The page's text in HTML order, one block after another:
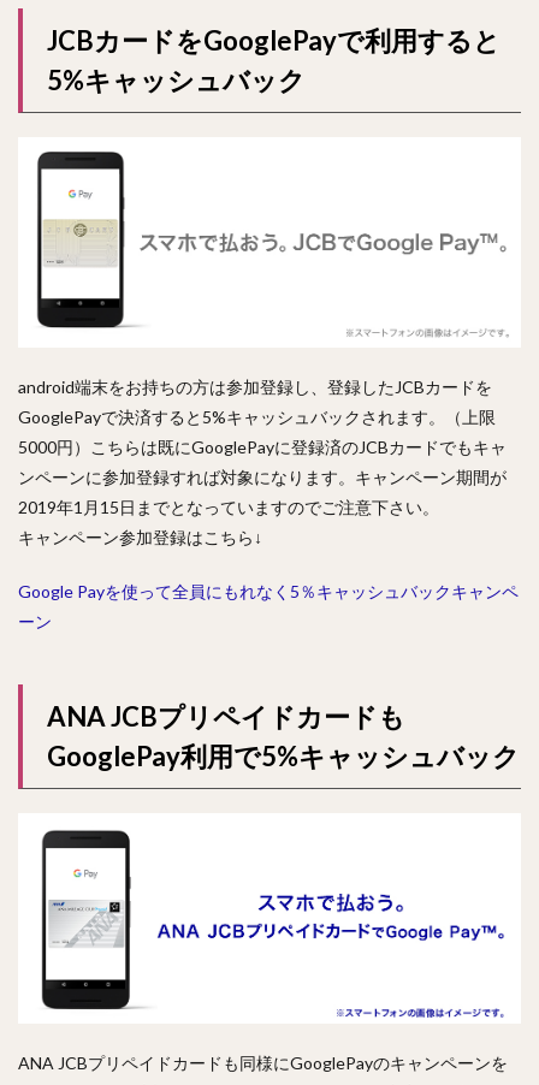
JCBカードをGooglePayで利用すると
5%キャッシュバック
android端末をお持ちの方は参加登録し、登録したJCBカードを
GooglePayで決済すると5%キャッシュバックされます。（上限
5000円）こちらは既にGooglePayに登録済のJCBカードでもキャ
ンペーンに参加登録すれば対象になります。キャンペーン期間が
2019年1月15日までとなっていますのでご注意下さい。
キャンペーン参加登録はこちら↓
Google Payを使って全員にもれなく5％キャッシュバックキャンペ
ーン
ANA JCBプリペイドカードも
GooglePay利用で5%キャッシュバック
ANA JCBプリペイドカードも同様にGooglePayのキャンペーンを